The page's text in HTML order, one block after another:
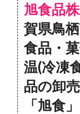
旭食品
賀県鳥
食品・
温(冷凍
品の卸
「旭食